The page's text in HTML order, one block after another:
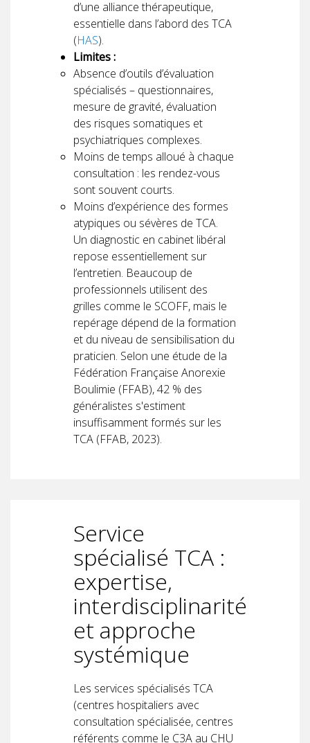
d’une alliance thérapeutique,
essentielle dans l’abord des TCA
(HAS).
Limites :
Absence d’outils d’évaluation
spécialisés – questionnaires,
mesure de gravité, évaluation
des risques somatiques et
psychiatriques complexes.
Moins de temps alloué à chaque
consultation : les rendez-vous
sont souvent courts.
Moins d’expérience des formes
atypiques ou sévères de TCA.
Un diagnostic en cabinet libéral
repose essentiellement sur
l’entretien. Beaucoup de
professionnels utilisent des
grilles comme le SCOFF, mais le
repérage dépend de la formation
et du niveau de sensibilisation du
praticien. Selon une étude de la
Fédération Française Anorexie
Boulimie (FFAB), 42 % des
généralistes s'estiment
insuffisamment formés sur les
TCA (FFAB, 2023).
Service
spécialisé TCA :
expertise,
interdisciplinarité
et approche
systémique
Les services spécialisés TCA
(centres hospitaliers avec
consultation spécialisée, centres
référents comme le C3A au CHU